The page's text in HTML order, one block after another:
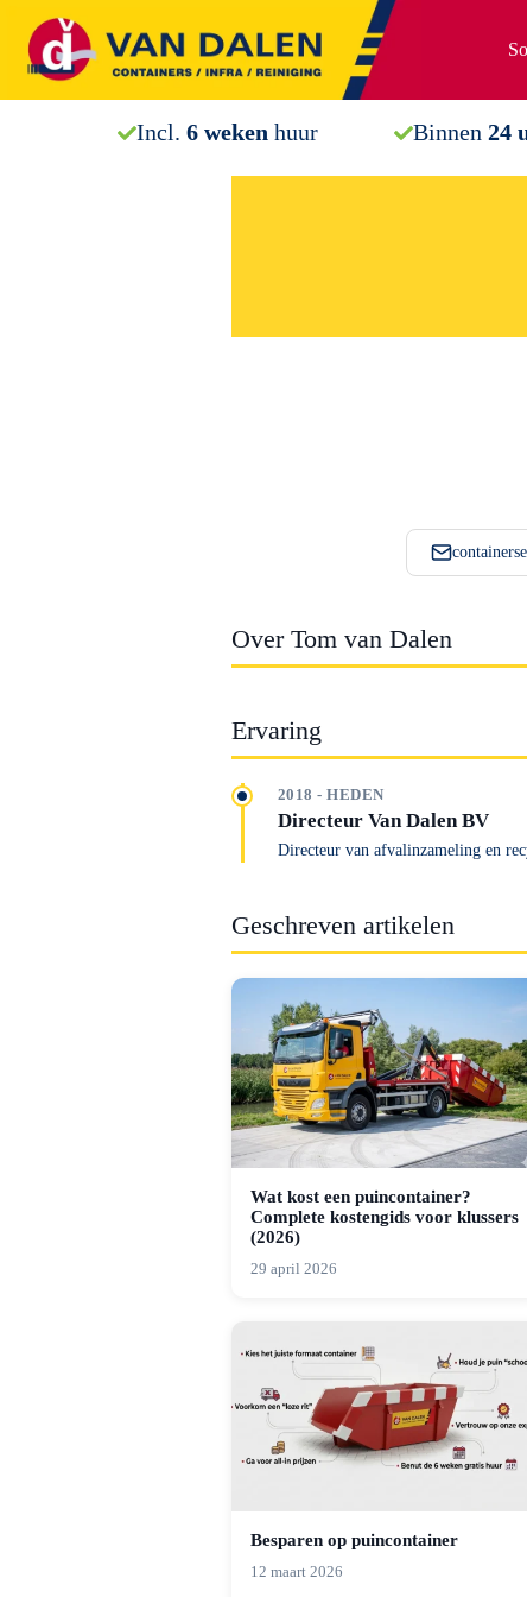
inhoud
Incl. 6 weken huur Binnen24
Over Tom van Dalen
Ervaring
2018 - HEDEN
Directeur Van Dalen BV
Directeur van afvalinzameling en
Geschreven artikelen
Wat kost een puincontainer?
Complete kostengids voor klussers
(2026)
29 april 2026
Besparen op puincontainer
12 maart 2026